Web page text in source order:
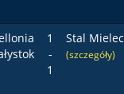
1
-
1
Stal Mielec
(szczegóły)